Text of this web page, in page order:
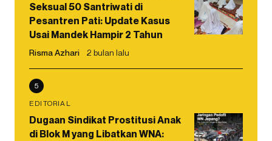
Seksual 50 Santriwati di
Pesantren Pati: Update Kasus
Usai Mandek Hampir 2 Tahun
Risma Azhari 2 bulan lalu
5
EDITORIAL
Dugaan Sindikat Prostitusi Anak
di Blok M yang Libatkan WNA: